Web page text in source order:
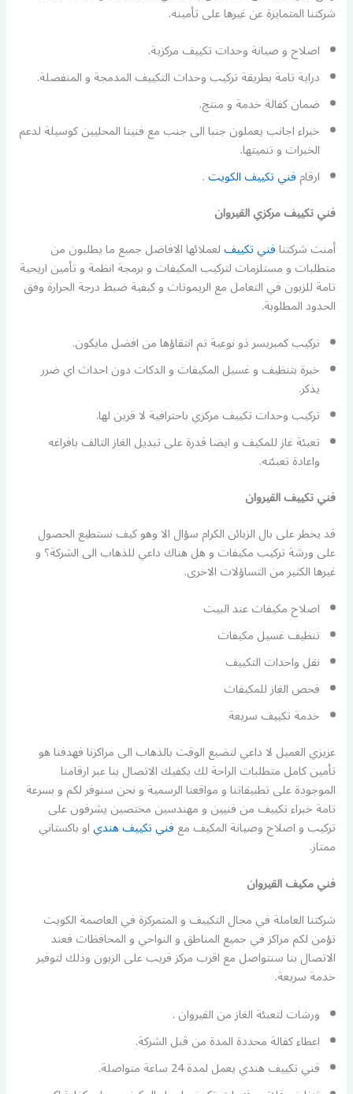
شركتنا المتمايزة عن غيرها على تأمينه.
اصلاح و صيانة وحدات تكييف مركزية.
دراية تامة بطريقة تركيب وحدات التكييف المدمجة و المنفصلة.
ضمان كفالة خدمة و منتج.
خبراء اجانب يعملون جنبا الى جنب مع فنينا المحليين كوسيلة لدعم
الخبرات و تنميتها.
ارقامفني تكييف الكويت.
فني تكييف مركزي القيروان
أمنت شركتنافني تكييفلعملائها الافاضل جميع ما يطلبون من
متطلبات و مستلزمات لتركيب المكيفات و برمجة انظمة و تأمين اريحية
تامة للزبون في التعامل مع الريموتات و كيفية ضبط درجة الحرارة وفق
الحدود المطلوبة.
تركيب كمبريسر ذو نوعية تم انتقاؤها من افضل مايكون.
خبرة بتنظيف و غسيل المكيفات و الدكات دون احداث اي ضرر
يذكر.
تركيب وحدات تكييف مركزي باحترافية لا قرين لها.
تعبئة غاز للمكيف و ايضا قدرة على تبديل الغاز التالف بافراغه
واعادة تعبئته.
فني تكييف القيروان
قد يخطر على بال الزبائن الكرام سؤال الا وهو كيف نستطيع الحصول
على ورشة تركيب مكيفات و هل هناك داعي للذهاب الى الشركة؟ و
غيرها الكثير من التساؤلات الاخرى.
اصلاح مكيفات عند البيت
تنظيف غسيل مكيفات
نقل واحدات التكييف
فحص الغاز للمكيفات
خدمة تكييف سريعة
عزيزي العميل لا داعي لتضيع الوقت بالذهاب الى مراكزنا فهدفنا هو
تأمين كامل متطلبات الراحة لك يكفيك الاتصال بنا عبر ارقامنا
الموجودة على تطبيقاتنا و مواقعنا الرسمية و نحن سنوفر لكم و بسرعة
تامة خبراء تكييف من فنيين و مهندسين مختصين يشرفون على
تركيب و اصلاح وصيانة المكيف معفني تكييف هندياو باكستاني
ممتاز.
فني مكيف القيروان
شركتنا العاملة في مجال التكييف و المتمركزة في العاصمة الكويت
تؤمن لكم مراكز في جميع المناطق و النواحي و المحافظات فعند
الاتصال بنا سنتواصل مع اقرب مركز قريب على الزبون وذلك لتوفير
خدمة سريعة.
ورشات لتعبئة الغاز من القيروان .
اعطاء كفالة محددة المدة من قبل الشركة.
فني تكييف هندي يعمل لمدة 24 ساعة متواصلة.